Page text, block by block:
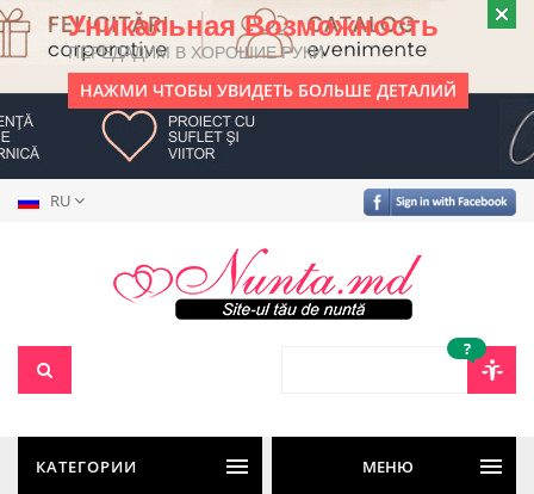
Уникальная Возможность
ПЕРЕДАДИМ В ХОРОШИЕ РУКИ
НАЖМИ ЧТОБЫ УВИДЕТЬ БОЛЬШЕ ДЕТАЛИЙ
RU
?
КАТЕГОРИИ МЕНЮ